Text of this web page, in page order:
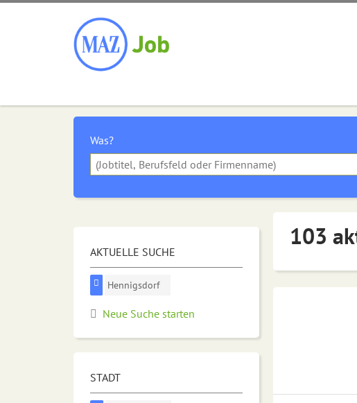
Was?
103
AKTUELLE SUCHE
Hennigsdorf
Neue Suche starten
STADT